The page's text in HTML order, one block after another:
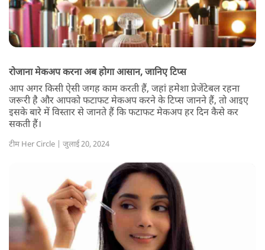
रोजाना मेकअप करना अब होगा आसान, जानिए टिप्स
आप अगर किसी ऐसी जगह काम करती हैं, जहां हमेशा प्रेजेंटेबल रहना
जरूरी है और आपको फटाफट मेकअप करने के टिप्स जानने हैं, तो आइए
इसके बारे में विस्तार से जानते हैं कि फटाफट मेकअप हर दिन कैसे कर
सकती हैं।
टीम Her Circle | जुलाई 20, 2024